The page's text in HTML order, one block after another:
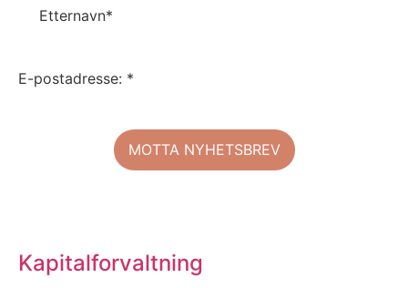
Etternavn*
E-postadresse: *
Kapitalforvaltning